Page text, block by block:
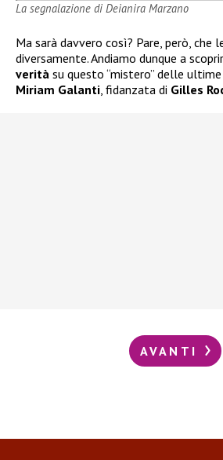
La segnalazione di Deianira Marzano
Ma sarà davvero così? Pare, però, che
diversamente. Andiamo dunque a
verità su questo “mistero” delle
Miriam Galanti, fidanzata di Gilles
AVANTI